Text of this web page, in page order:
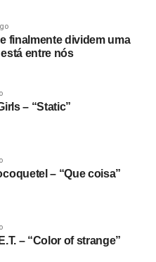
finalmente dividem uma
entre nós
– “Static”
– “Que coisa”
– “Color of strange”